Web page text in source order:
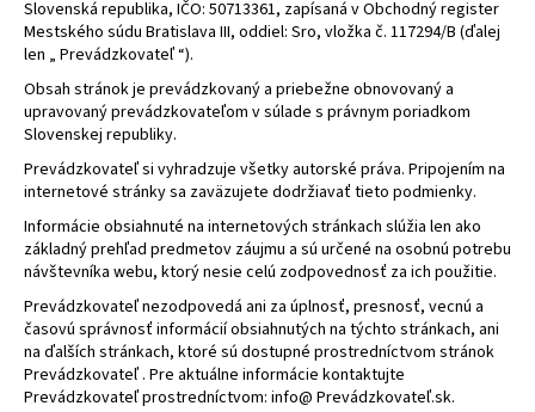
Slovenská republika, IČO: 50713361, zapísaná vObchodný register
Mestského súdu Bratislava III, oddiel: Sro, vložka č. 117294/B (ďalej
len „ Prevádzkovateľ “).
Obsah stránok je prevádzkovaný a priebežne obnovovaný a
upravovaný prevádzkovateľom v súlade s právnym poriadkom
Slovenskej republiky.
Prevádzkovateľ si vyhradzuje všetky autorské práva. Pripojením na
internetové stránky sa zaväzujete dodržiavať tieto podmienky.
Informácie obsiahnuté na internetových stránkach slúžia len ako
základný prehľad predmetov záujmu a sú určené na osobnú potrebu
návštevníka webu, ktorý nesie celú zodpovednosť za ich použitie.
Prevádzkovateľ nezodpovedá ani za úplnosť, presnosť, vecnú a
časovú správnosť informácií obsiahnutých na týchto stránkach, ani
na ďalších stránkach, ktoré sú dostupné prostredníctvom stránok
Prevádzkovateľ . Pre aktuálne informácie kontaktujte
Prevádzkovateľ prostredníctvom: info@ Prevádzkovateľ.sk.
b
u
j
e
t
e
n
á
j
s
ť
?